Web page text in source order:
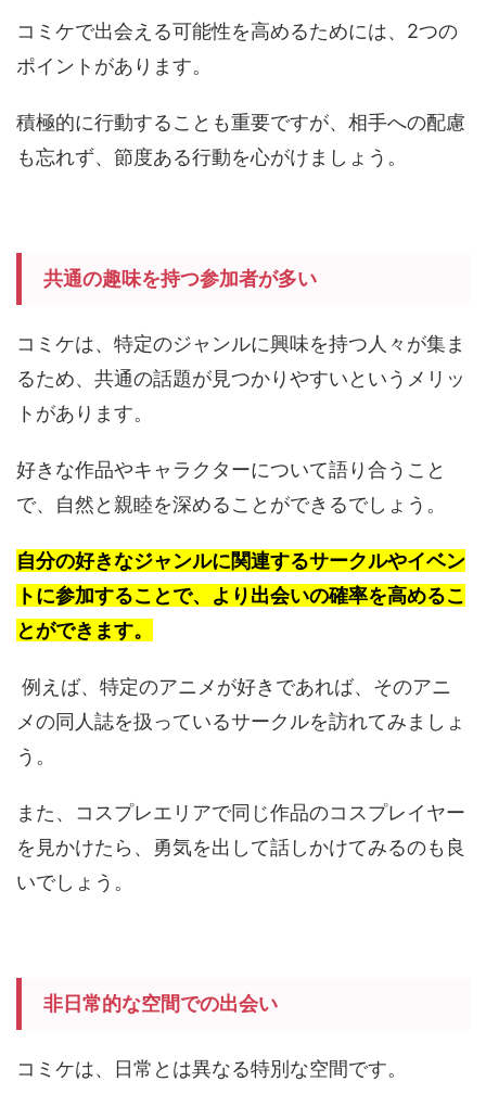
コミケで出会える可能性を高めるためには、2つの
ポイントがあります。
積極的に行動することも重要ですが、相手への配慮
も忘れず、節度ある行動を心がけましょう。
共通の趣味を持つ参加者が多い
コミケは、特定のジャンルに興味を持つ人々が集ま
るため、共通の話題が見つかりやすいというメリッ
トがあります。
好きな作品やキャラクターについて語り合うこと
で、自然と親睦を深めることができるでしょう。
自分の好きなジャンルに関連するサークルやイベン
トに参加することで、より出会いの確率を高めるこ
とができます。
例えば、特定のアニメが好きであれば、そのアニ
メの同人誌を扱っているサークルを訪れてみましょ
う。
また、コスプレエリアで同じ作品のコスプレイヤー
を見かけたら、勇気を出して話しかけてみるのも良
いでしょう。
非日常的な空間での出会い
コミケは、日常とは異なる特別な空間です。